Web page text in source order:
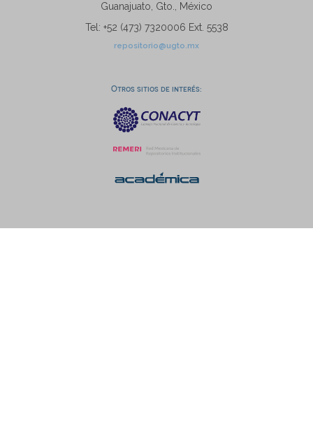
Guanajuato, Gto., México
Tel: +52 (473) 7320006 Ext. 5538
repositorio@ugto.mx
Otros sitios de interés: